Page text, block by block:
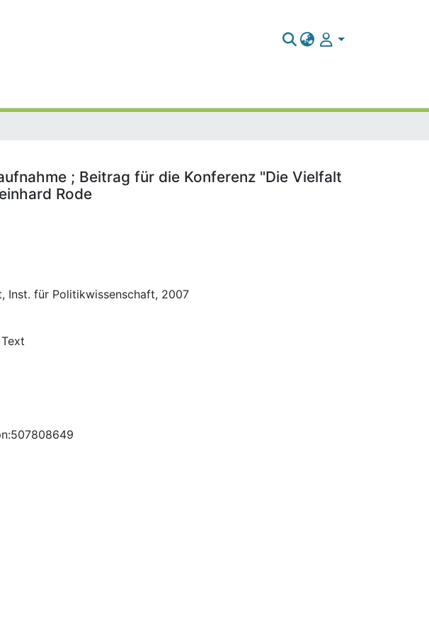
; Beitrag für die Konferenz "Die Vielfalt
Rode
Inst. für Politikwissenschaft, 2007